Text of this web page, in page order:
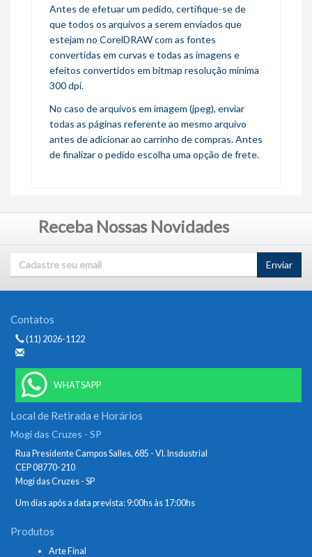
Antes de efetuar um pedido, certifique-se de
que todos os arquivos a serem enviados que
estejam no CorelDRAW com as fontes
convertidas em curvas e todas as imagens e
efeitos convertidos em bitmap resolução minima
300 dpi.
No caso de arquivos em imagem (jpeg), enviar
todas as páginas referente ao mesmo arquivo
antes de adicionar ao carrinho de compras. Antes
de finalizar o pedido escolha uma opção de frete.
Receba Nossas Novidades
Enviar
Contatos
(11) 2026-1122
WHATSAPP
Local de Retirada e Horários
Mogi das Cruzes - SP
Rua Presidente Campos Salles, 685 - Vl. Insdustrial
CEP 08770-210
Mogi das Cruzes - SP
Um dias após a data prevista: 9:00hs às 17:00hs
Produtos
Arte Final